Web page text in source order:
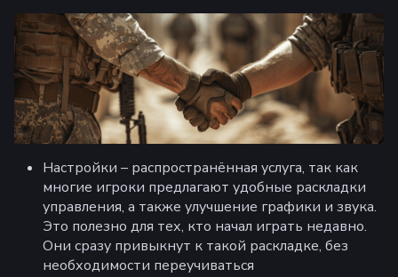
Настройки – распространённая услуга, так как
многие игроки предлагают удобные раскладки
управления, а также улучшение графики и звука.
Это полезно для тех, кто начал играть недавно.
Они сразу привыкнут к такой раскладке, без
необходимости переучиваться